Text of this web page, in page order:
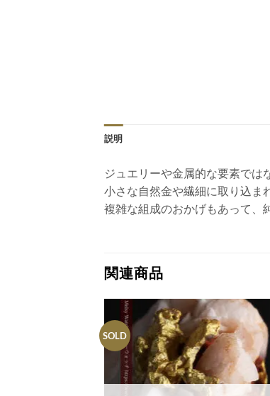
説明
ジュエリーや金属的な要素では
小さな自然金や繊細に取り込ま
複雑な組成のおかげもあって、
関連商品
SOLD